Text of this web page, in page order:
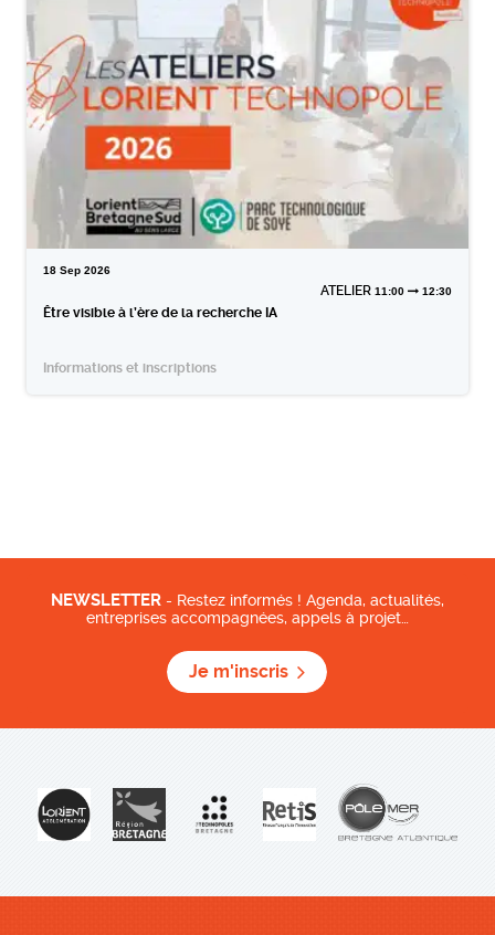
18 Sep 2026
ATELIER 11:00 12:30
Être visible à l’ère de la recherche IA
Informations et inscriptions
NEWSLETTER - Restez informés ! Agenda, actualités,
entreprises accompagnées, appels à projet…
Je m'inscris